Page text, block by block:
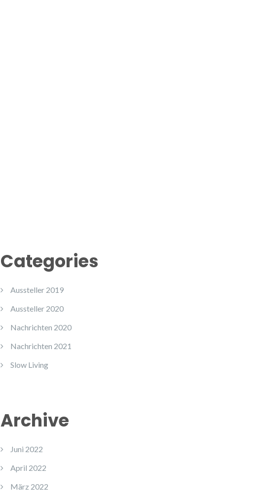
Categories
Aussteller 2019
Aussteller 2020
Nachrichten 2020
Nachrichten 2021
Slow Living
Archive
Juni 2022
April 2022
März 2022